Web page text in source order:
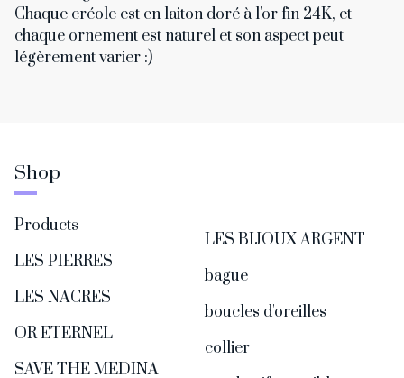
Chaque créole est en laiton doré à l'or fin 24K, et
chaque ornement est naturel et son aspect peut
légèrement varier :)
Shop
Products
LES PIERRES
LES NACRES
OR ETERNEL
SAVE THE MEDINA
LES BIJOUX ARGENT
bague
boucles d'oreilles
collier